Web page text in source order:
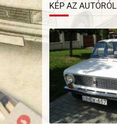
KÉP AZ AUTÓRÓL